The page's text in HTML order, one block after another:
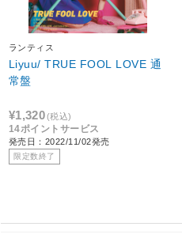
ランティス
Liyuu/ TRUE FOOL LOVE 通
常盤
¥1,320(税込)
14ポイントサービス
発売日：2022/11/02発売
限定数終了